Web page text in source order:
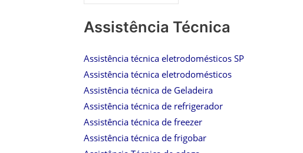
Assistência Técnica
Assistência técnica eletrodomésticos SP
Assistência técnica eletrodomésticos
Assistência técnica de Geladeira
Assistência técnica de refrigerador
Assistência técnica de freezer
Assistência técnica de frigobar